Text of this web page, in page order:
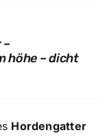
–
höhe – dicht
Hordengatter